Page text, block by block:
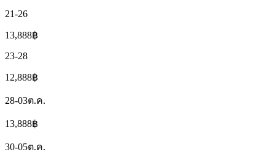
21-26
13,888฿
23-28
12,888฿
28-03ต.ค.
13,888฿
30-05ต.ค.